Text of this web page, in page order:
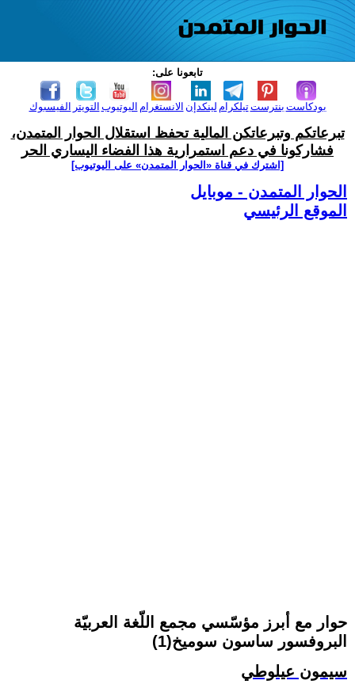
تابعونا على:
الفيسبوك التويتر اليوتيوب الانستغرام لينكدإن تيلكرامبنترست بودكاست
تبرعاتكم وتبرعاتكن المالية تحفظ استقلال الحوار المتمدن،
فشاركونا في دعم استمرارية هذا الفضاء اليساري الحر
[اشترك في قناة ‫«الحوار المتمدن» على اليوتيوب]
الحوار المتمدن - موبايل
الموقع الرئيسي
حوار مع أبرز مؤسّسي مجمع اللّغة العربيّة
البروفسور ساسون سوميخ(1)
سيمون عيلوطي